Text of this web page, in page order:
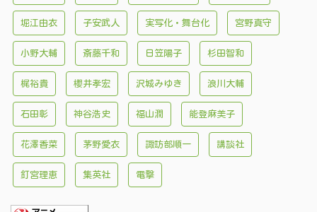
堀江由衣 子安武人 実写化・舞台化 宮野真守
小野大輔 斎藤千和 日笠陽子 杉田智和
梶裕貴 櫻井孝宏 沢城みゆき 浪川大輔
石田彰 神谷浩史 福山潤 能登麻美子
花澤香菜 茅野愛衣 諏訪部順一 講談社
釘宮理恵 集英社 電撃